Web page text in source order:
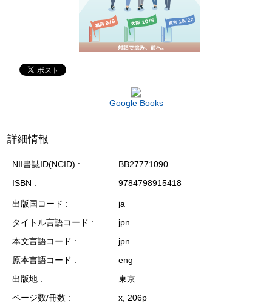
Google Books
詳細情報
NII書誌ID(NCID)
BB27771090
ISBN
9784798915418
出版国コード
ja
タイトル言語コード
jpn
本文言語コード
jpn
原本言語コード
eng
出版地
東京
ページ数/冊数
x, 206p